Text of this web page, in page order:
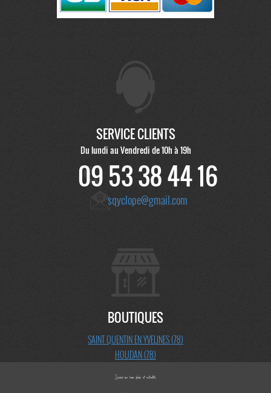
SERVICE CLIENTS
Du lundi au Vendredi de 10h à 19h
09 53 38 44 16
sqyclope@gmail.com
BOUTIQUES
SAINT QUENTIN EN YVELINES (78)
HOUDAN (78)